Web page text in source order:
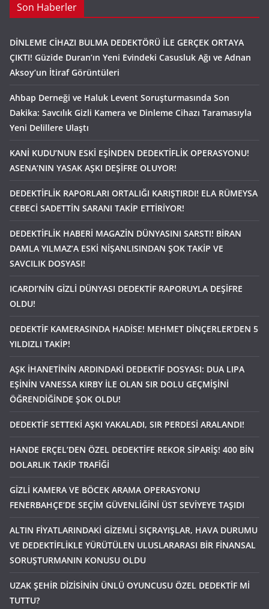
Son Haberler
DİNLEME CİHAZI BULMA DEDEKTÖRÜ İLE GERÇEK ORTAYA
ÇIKTI! Güzide Duran’ın Yeni Evindeki Casusluk Ağı ve Adnan
Aksoy’un İtiraf Görüntüleri
Ahbap Derneği ve Haluk Levent Soruşturmasında Son
Dakika: Savcılık Gizli Kamera ve Dinleme Cihazı Taramasıyla
Yeni Delillere Ulaştı
KANİ KUDU’NUN ESKİ EŞİNDEN DEDEKTİFLİK OPERASYONU!
ASENA’NIN YASAK AŞKI DEŞİFRE OLUYOR!
DEDEKTİFLİK RAPORLARI ORTALIĞI KARIŞTIRDI! ELA RÜMEYSA
CEBECİ SADETTİN SARANI TAKİP ETTİRİYOR!
DEDEKTİFLİK HABERİ MAGAZİN DÜNYASINI SARSTI! BİRAN
DAMLA YILMAZ’A ESKİ NİŞANLISINDAN ŞOK TAKİP VE
SAVCILIK DOSYASI!
ICARDI’NİN GİZLİ DÜNYASI DEDEKTİF RAPORUYLA DEŞİFRE
OLDU!
DEDEKTİF KAMERASINDA HADİSE! MEHMET DİNÇERLER’DEN 5
YILDIZLI TAKİP!
AŞK İHANETİNİN ARDINDAKİ DEDEKTİF DOSYASI: DUA LIPA
EŞİNİN VANESSA KIRBY İLE OLAN SIR DOLU GEÇMİŞİNİ
ÖĞRENDİĞİNDE ŞOK OLDU!
DEDEKTİF SETTEKİ AŞKI YAKALADI, SIR PERDESİ ARALANDI!
HANDE ERÇEL’DEN ÖZEL DEDEKTİFE REKOR SİPARİŞ! 400 BİN
DOLARLIK TAKİP TRAFİĞİ
GİZLİ KAMERA VE BÖCEK ARAMA OPERASYONU
FENERBAHÇE’DE SEÇİM GÜVENLİĞİNİ ÜST SEVİYEYE TAŞIDI
ALTIN FİYATLARINDAKİ GİZEMLİ SIÇRAYIŞLAR, HAVA DURUMU
VE DEDEKTİFLİKLE YÜRÜTÜLEN ULUSLARARASI BİR FİNANSAL
SORUŞTURMANIN KONUSU OLDU
UZAK ŞEHİR DİZİSİNİN ÜNLÜ OYUNCUSU ÖZEL DEDEKTİF Mİ
TUTTU?